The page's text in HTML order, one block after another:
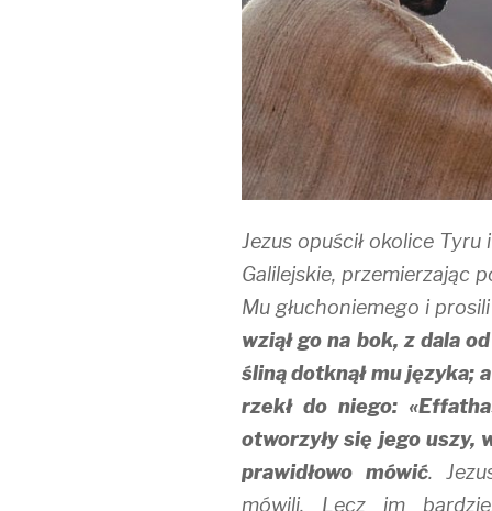
Jezus opuścił okolice
Galilejskie, przemierzając
Mu głuchoniemego i
wziął go na bok, z dala
śliną dotknął mu języka;
rzekł do niego:
otworzyły się jego uszy,
prawidłowo mówić.
mówili. Lecz im